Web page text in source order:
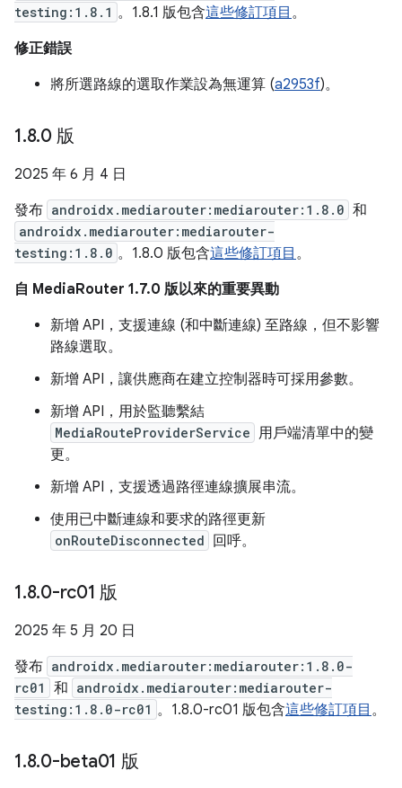
testing:1.8.1 。1.8.1 版包含這些修訂項目 。
修正錯誤
將所選路線的選取作業設為無運算 (a2953f)。
1.8.0 版
2025 年 6 月 4 日
發布 androidx.mediarouter:mediarouter:1.8.0 和
androidx.mediarouter:mediarouter-
testing:1.8.0 。1.8.0 版包含這些修訂項目 。
自 MediaRouter 1.7.0 版以來的重要異動
新增 API，支援連線 (和中斷連線) 至路線，但不影響
路線選取。
新增 API，讓供應商在建立控制器時可採用參數。
新增 API，用於監聽繫結
MediaRouteProviderService 用戶端清單中的變
更。
新增 API，支援透過路徑連線擴展串流。
使用已中斷連線和要求的路徑更新
onRouteDisconnected 回呼。
1.8.0-rc01 版
2025 年 5 月 20 日
發布 androidx.mediarouter:mediarouter:1.8.0-
rc01
和 androidx.mediarouter:mediarouter-
testing:1.8.0-rc01 。1.8.0-rc01 版包含這些修訂項目 。
1.8.0-beta01 版